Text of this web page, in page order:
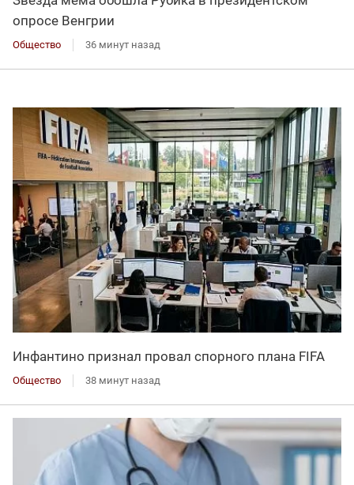
опросе Венгрии
Общество 36 минут назад
Инфантино признал провал спорного плана FIFA
Общество 38 минут назад